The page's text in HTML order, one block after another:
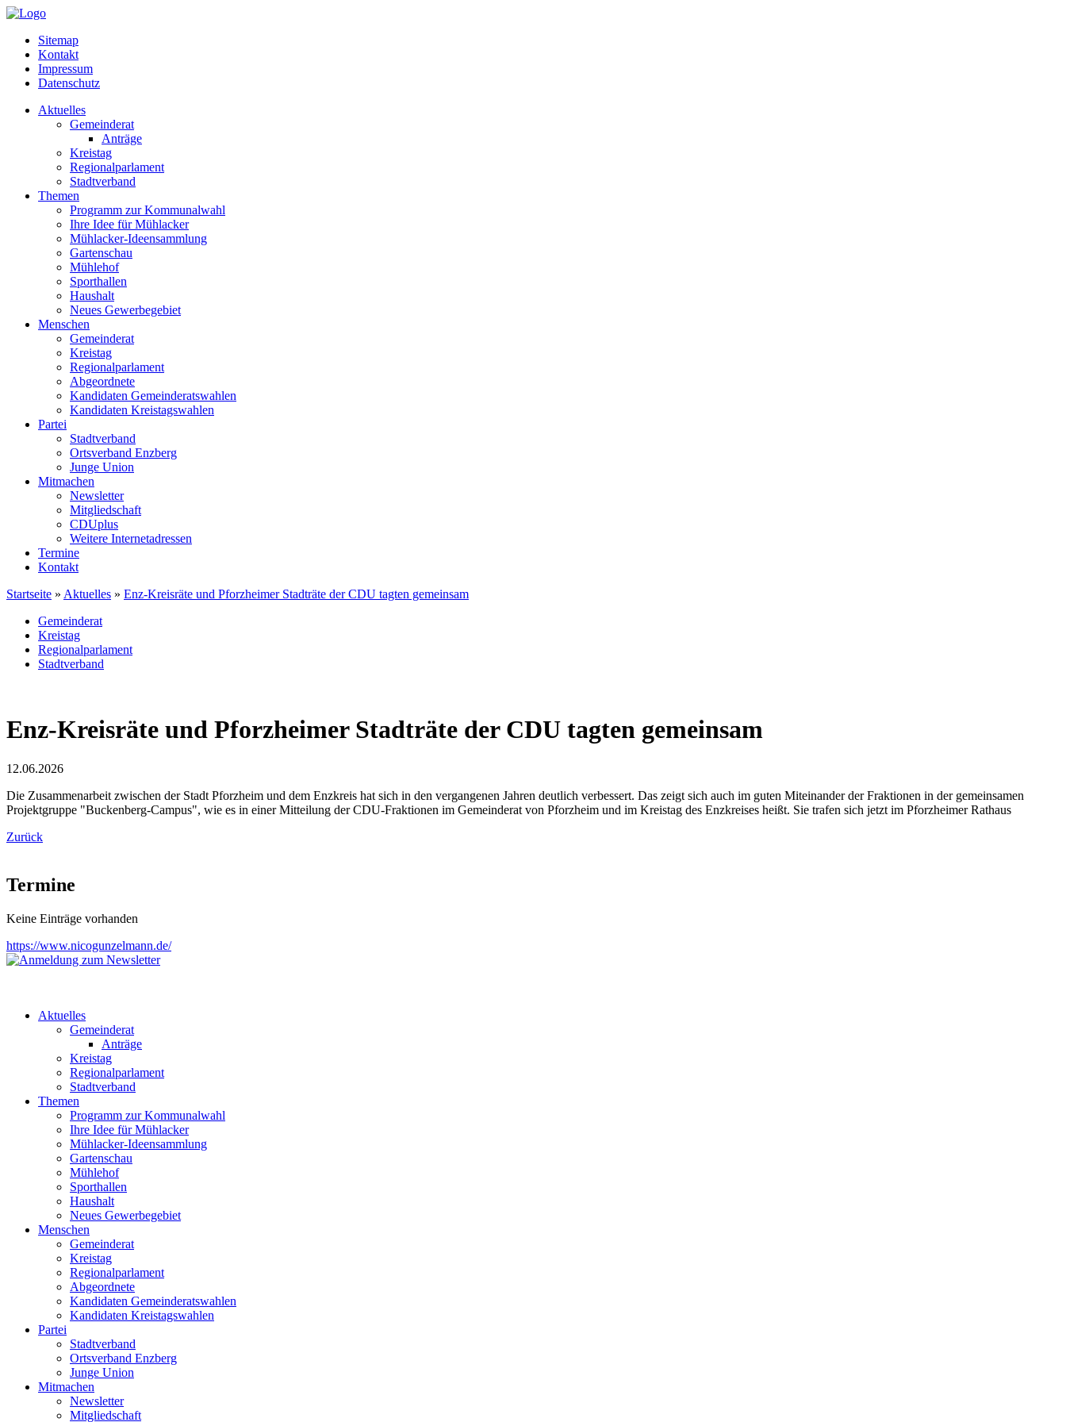
Sitemap
Kontakt
Impressum
Datenschutz
Aktuelles
Gemeinderat
Anträge
Kreistag
Regionalparlament
Stadtverband
Themen
Programm zur Kommunalwahl
Ihre Idee für Mühlacker
Mühlacker-Ideensammlung
Gartenschau
Mühlehof
Sporthallen
Haushalt
Neues Gewerbegebiet
Menschen
Gemeinderat
Kreistag
Regionalparlament
Abgeordnete
Kandidaten Gemeinderatswahlen
Kandidaten Kreistagswahlen
Partei
Stadtverband
Ortsverband Enzberg
Junge Union
Mitmachen
Newsletter
Mitgliedschaft
CDUplus
Weitere Internetadressen
Termine
Kontakt
Startseite » Aktuelles » ⁥Enz-Kreisräte und Pforzheimer Stadträte der CDU tagten gemeinsam⁥
Gemeinderat
Kreistag
Regionalparlament
Stadtverband
⁥Enz-Kreisräte und Pforzheimer Stadträte der CDU tagten gemeinsam⁥
12.06.2026
Die Zusammenarbeit zwischen der Stadt Pforzheim und dem Enzkreis hat sich in den vergangenen Jahren deutlich verbessert. Das zeigt sich auch im guten Miteinander der Fraktionen in der gemeinsamen
Projektgruppe "Buckenberg-Campus", wie es in einer Mitteilung der CDU-Fraktionen im Gemeinderat von Pforzheim und im Kreistag des Enzkreises heißt. Sie trafen sich jetzt im Pforzheimer Rathaus
Zurück
Termine
Keine Einträge vorhanden
https://www.nicogunzelmann.de/
Aktuelles
Gemeinderat
Anträge
Kreistag
Regionalparlament
Stadtverband
Themen
Programm zur Kommunalwahl
Ihre Idee für Mühlacker
Mühlacker-Ideensammlung
Gartenschau
Mühlehof
Sporthallen
Haushalt
Neues Gewerbegebiet
Menschen
Gemeinderat
Kreistag
Regionalparlament
Abgeordnete
Kandidaten Gemeinderatswahlen
Kandidaten Kreistagswahlen
Partei
Stadtverband
Ortsverband Enzberg
Junge Union
Mitmachen
Newsletter
Mitgliedschaft